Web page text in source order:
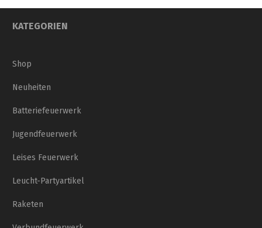
KATEGORIEN
Shop
Neuheiten
Batteriefeuerwerk
Jugendfeuerwerk
Leises Feuerwerk
Leucht-Partyartikel
Raketen